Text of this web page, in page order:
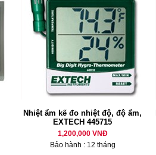
Nhiệt ẩm kế đo nhiệt độ, độ ẩm,
EXTECH 445715
1,200,000 VNĐ
Bảo hành : 12 tháng